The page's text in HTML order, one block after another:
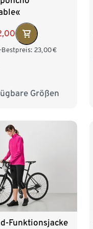
Bestpreis: 23,00€
Größen
L/XL
Funktionsjacke